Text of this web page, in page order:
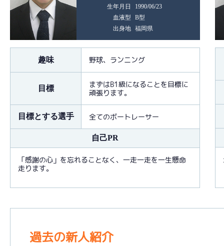
モーター抽選結果・
前検タイムランキング
進入コース別選手成績
水面特性・進入コース別
スター候補選手
生年月日
1990/06/23
血液型
B型
出身地 福岡県
趣味 野球、ランニング
目標
まずはB1級になることを目標に
頑張ります。
目標とする選手 全てのボートレーサー
自己PR
「感謝の心」を忘れることなく、一走一走を一生懸命
走ります。
過去の新人紹介